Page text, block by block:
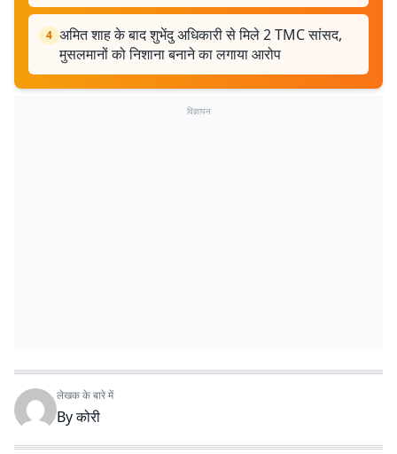
4 अमित शाह के बाद शुभेंदु अधिकारी से मिले 2 TMC सांसद,
मुसलमानों को निशाना बनाने का लगाया आरोप
विज्ञापन
लेखक के बारे में
Byकोरी